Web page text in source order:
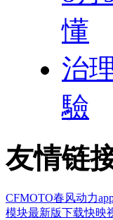
懂
治
驗
友情链
CFMOTO春风动力
模块最新版下载快映